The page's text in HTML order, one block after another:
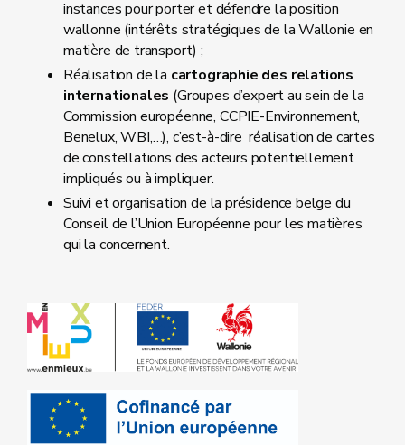
instances pour porter et défendre la position
wallonne (intérêts stratégiques de la Wallonie en
matière de transport) ;
Réalisation de la cartographie des relations
internationales (Groupes d’expert au sein de la
Commission européenne, CCPIE-Environnement,
Benelux, WBI,…), c’est-à-dire réalisation de cartes
de constellations des acteurs potentiellement
impliqués ou à impliquer.
Suivi et organisation de la présidence belge du
Conseil de l’Union Européenne pour les matières
qui la concernent.